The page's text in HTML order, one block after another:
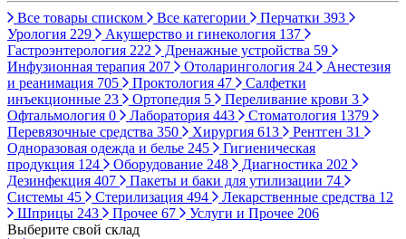
Все товары списком Все категории Перчатки 393
Урология 229 Акушерство и гинекология 137
Гастроэнтерология 222 Дренажные устройства 59
Инфузионная терапия 207 Отоларингология 24
Анестезия
и реанимация 705 Проктология 47
Салфетки
инъекционные 23 Ортопедия 5 Переливание крови 3
Офтальмология 0 Лаборатория 443 Стоматология 1379
Перевязочные средства 350 Хирургия 613 Рентген 31
Одноразовая одежда и белье 245
Гигиеническая
продукция 124 Оборудование 248 Диагностика 202
Дезинфекция 407 Пакеты и баки для утилизации 74
Системы 45 Стерилизация 494 Лекарственные средства 12
Шприцы 243 Прочее 67 Услуги и Прочее 206
Выберите свой склад